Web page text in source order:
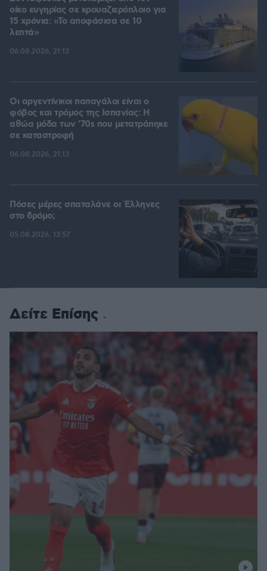
οίκο ευγηρίας σε κρουαζιερόπλοιο για
15 χρόνια: «Το αποφάσισα σε 10
λεπτά»
06.08.2026, 21:13
Οι αργεντίνικοι παπαγάλοι είναι ο
φόβος και τρόμος της Ισπανίας: Η
αθώα μόδα των '70s που μετατράπηκε
σε καταστροφή
06.08.2026, 21:13
Πόσες μέρες σπαταλάνε οι Έλληνες
στο δρόμο;
05.08.2026, 13:57
Δείτε Επίσης